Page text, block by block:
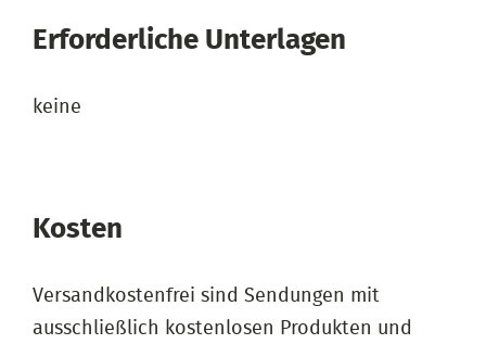
Erforderliche Unterlagen
keine
Kosten
Versandkostenfrei sind Sendungen mit
ausschließlich kostenlosen Produkten und